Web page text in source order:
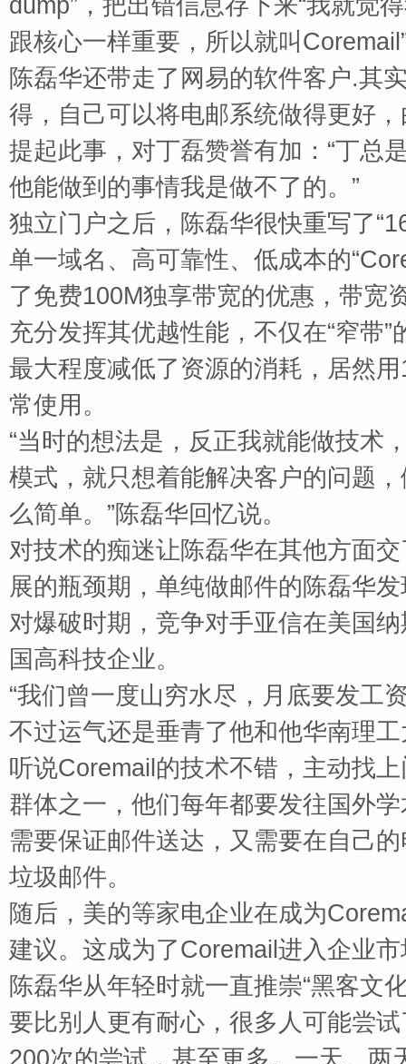
dump”，把出错信息存下来“我就觉
跟核心一样重要，所以就叫 Coremail
陈磊华还带走了网易的软件客户.其
得，自己可以将电邮系统做得更好
提起此事，对丁磊赞誉有加：“丁总
他能做到的事情我是做不了的。”
独立门户之后，陈磊华很快重写了“
单一域名、高可靠性、低成本的“
了免费100M独享带宽的优惠，带宽
充分发挥其优越性能，不仅在“窄带
最大程度减低了资源的消耗，居然用
常使用。
“当时的想法是，反正我就能做技术
模式，就只想着能解决客户的问题
么简单。”陈磊华回忆说。
对技术的痴迷让陈磊华在其他方面
展的瓶颈期，单纯做邮件的陈磊华发
对爆破时期，竞争对手亚信在美国
国高科技企业。
“我们曾一度山穷水尽，月底要发工
不过运气还是垂青了他和他华南理
听说Coremail 的技术不错，主动找
群体之一，他们每年都要发往国外
需要保证邮件送达，又需要在自己
垃圾邮件。
随后，美的等家电企业在成为
建议。这成为了Coremail 进入企业
陈磊华从年轻时就一直推崇“黑客文
要比别人更有耐心，很多人可能尝
200次的尝试，甚至更多。一天、